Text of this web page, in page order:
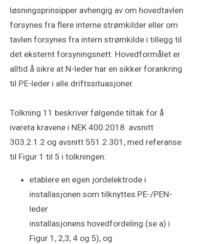
løsningsprinsipper avhengig av om hovedtavlen
forsynes fra flere interne strømkilder eller om
tavlen forsynes fra intern strømkilde i tillegg til
det eksternt forsyningsnett. Hovedformålet er
alltid å sikre at N-leder har en sikker forankring
til PE-leder i alle driftssituasjoner.
Tolkning 11 beskriver følgende tiltak for å
ivareta kravene i NEK 400:2018. avsnitt
303.2.1.2 og avsnitt 551.2.301, med referanse
til Figur 1 til 5 i tolkningen:
etablere en egen jordelektrode i
installasjonen som tilknyttes PE-/PEN-
leder
installasjonens hovedfordeling (se a) i
Figur 1, 2,3, 4 og 5), og